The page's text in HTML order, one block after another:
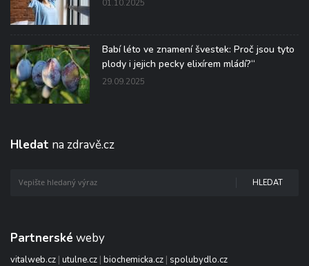
01.10.2025
Babí léto ve znamení švestek: Proč jsou tyto
plody i jejich pecky elixírem mládí?“
29.09.2025
Hledat na zdravě.cz
HLEDAT
Partnerské weby
vitalweb.cz | utulne.cz | biochemicka.cz | spolubydlo.cz